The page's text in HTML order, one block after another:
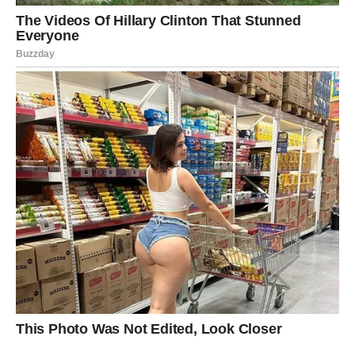
Stoga je preporučljivo izbjegavati držanje predmeta
poput plastične folije, posuda za čuvanje hrane ili bilo
kojeg materijala koji bi se tijekom vremena mogao iskriviti
uslijed izlaganja toplini.
PREUZMITE BESPLATNO!
⋆ KNJIGA SA RECEPTIMA ⋆
Upiši svoj email i preuzmi BESPLATNU
knjigu s receptima! Uživaj u jednostavnim
i ukusnim jelima koja će osvojiti tvoje
najdraže.